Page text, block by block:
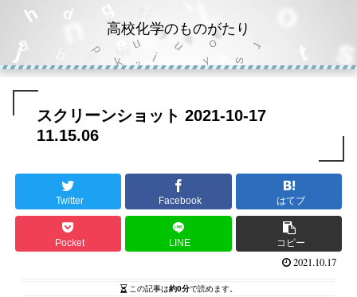
高校化学のものがたり
スクリーンショット 2021-10-17
11.15.06
Twitter Facebook はてブ
Pocket LINE コピー
2021.10.17
この記事は約0分で読めます。